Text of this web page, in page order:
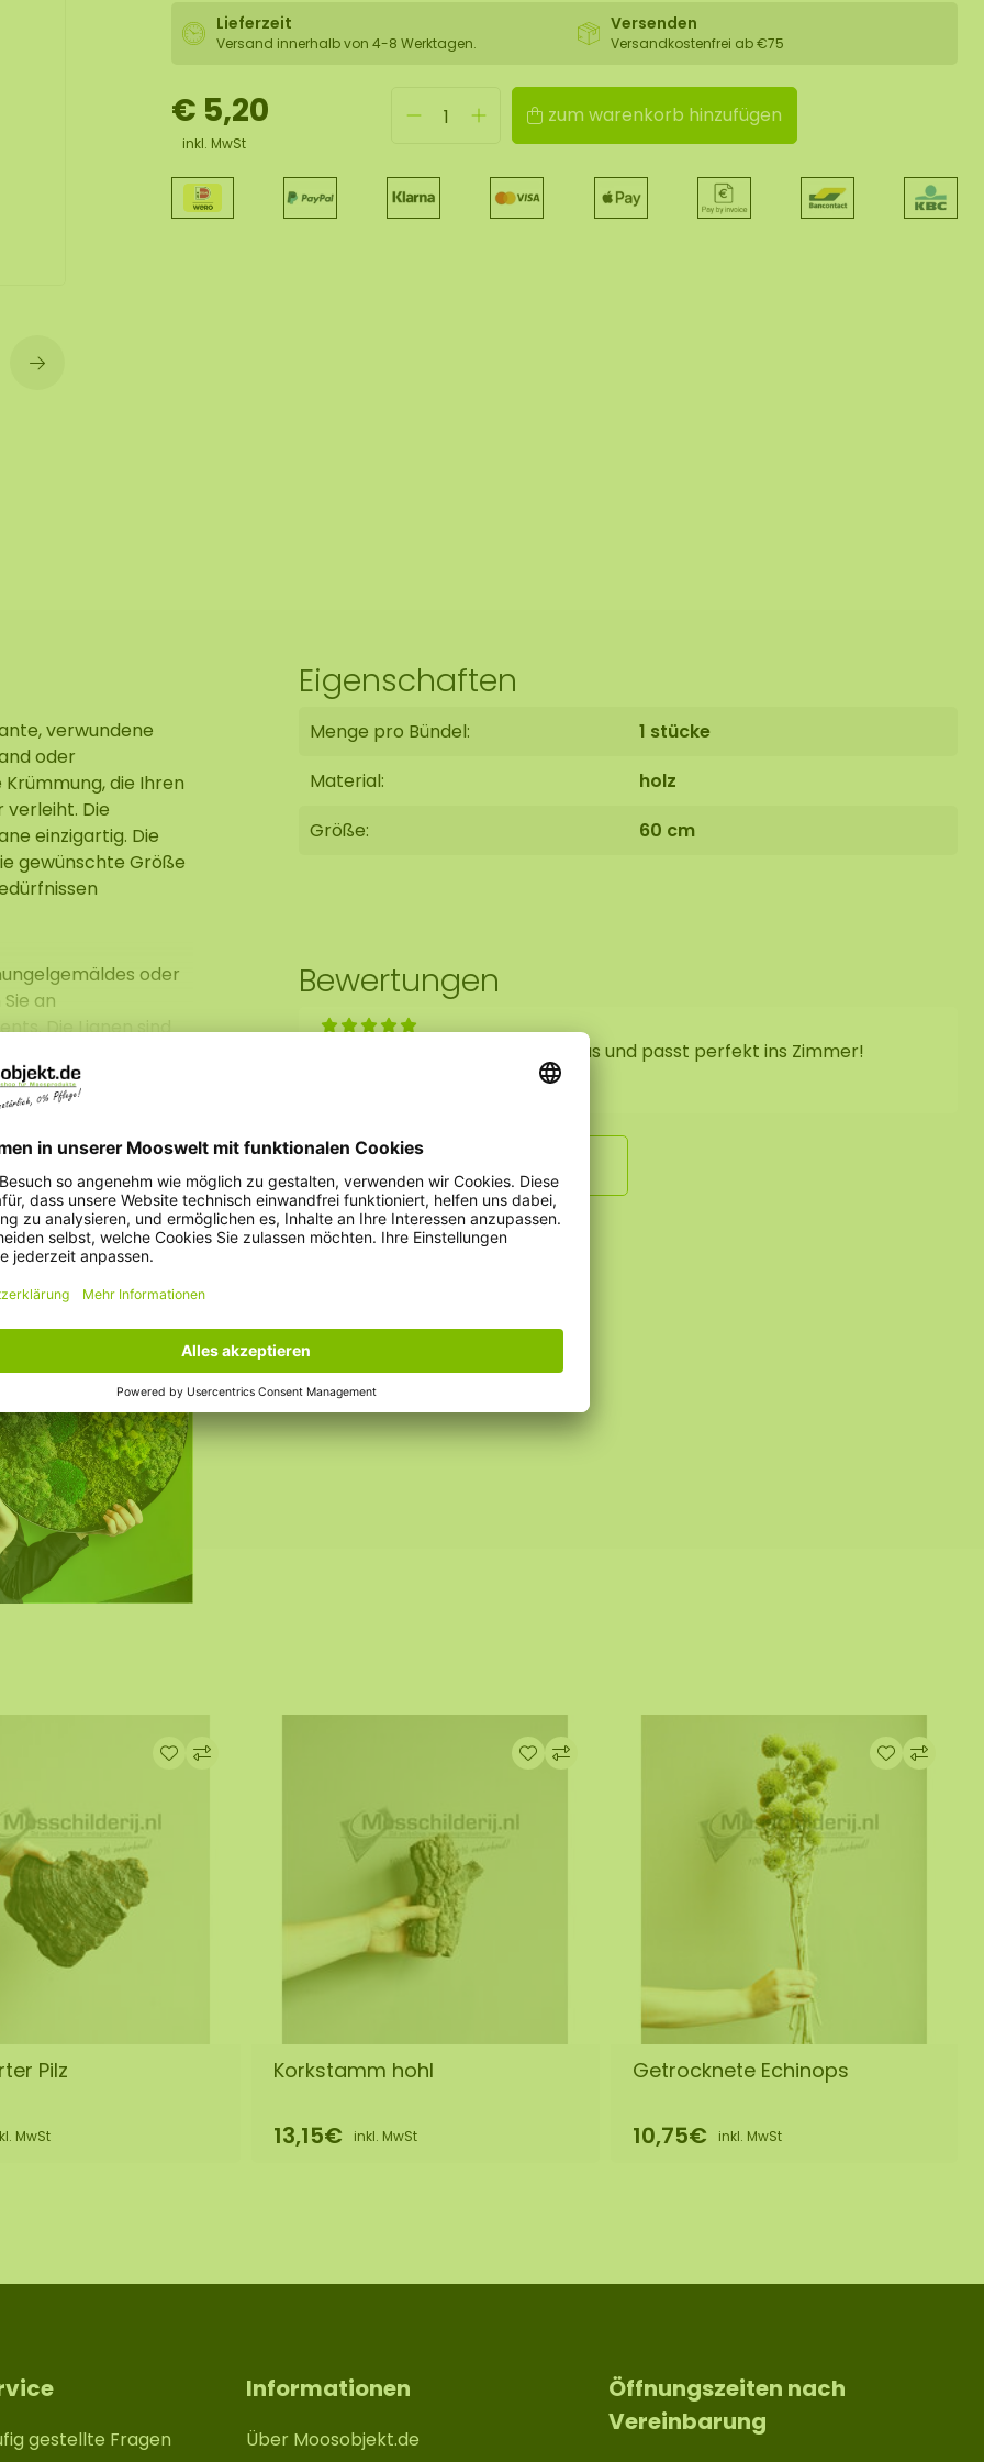
Lieferzeit
Versand innerhalb von 4-8 Werktagen.
Versenden
Versandkostenfrei ab €75
€ 5,20
inkl. MwSt
zum warenkorb hinzufügen
verwundene
oder
die Ihren
Die
einzigartig. Die
gewünschte Größe
oder
an
Die Lianen sind
also weder
Menge
Eigenschaften
Menge pro Bündel:
1 stücke
Material:
holz
Größe:
60 cm
Bewertungen
Die Liane sieht sehr natürlich aus und passt perfekt ins Zimmer!
Pilz
MwSt
Korkstamm hohl
13,15€ inkl. MwSt
Getrocknete Echinops
10,75€ inkl. MwSt
gestellte Fragen
Informationen
Über Moosobjekt.de
Öffnungszeiten nach
Vereinbarung